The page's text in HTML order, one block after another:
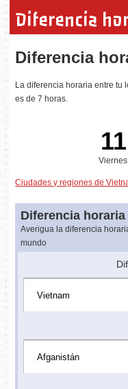
Diferencia
Diferencia
La diferencia horaria entre tu
es de 7 horas.
Ciudades y regiones de
Diferencia
Averigua la diferencia
mundo